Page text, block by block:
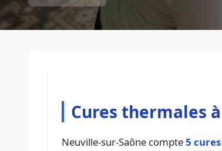
Cures thermales
Neuville-sur-Saône compte5